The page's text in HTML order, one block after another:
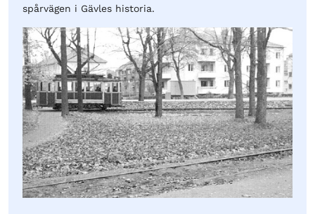
spårvägen i Gävles historia.